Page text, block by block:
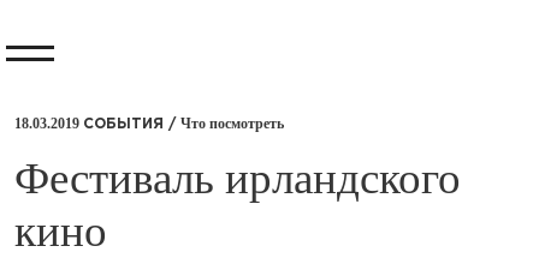
18.03.2019 СОБЫТИЯ / Что посмотреть
​Фестиваль ирландского
кино